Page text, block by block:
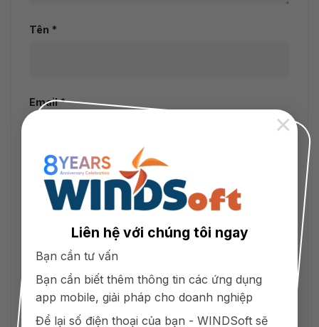
Liên hệ với chúng tôi ngay
Bạn cần tư vấn
Bạn cần biết thêm thông tin các ứng dụng
app mobile, giải pháp cho doanh nghiệp
Để lại số điện thoại của bạn - WINDSoft sẽ
×
Tên *
Email*
Trang web
Lưu tên của tôi, email, và trang web trong
trình duyệt này cho lần bình luận kế tiếp của tôi.